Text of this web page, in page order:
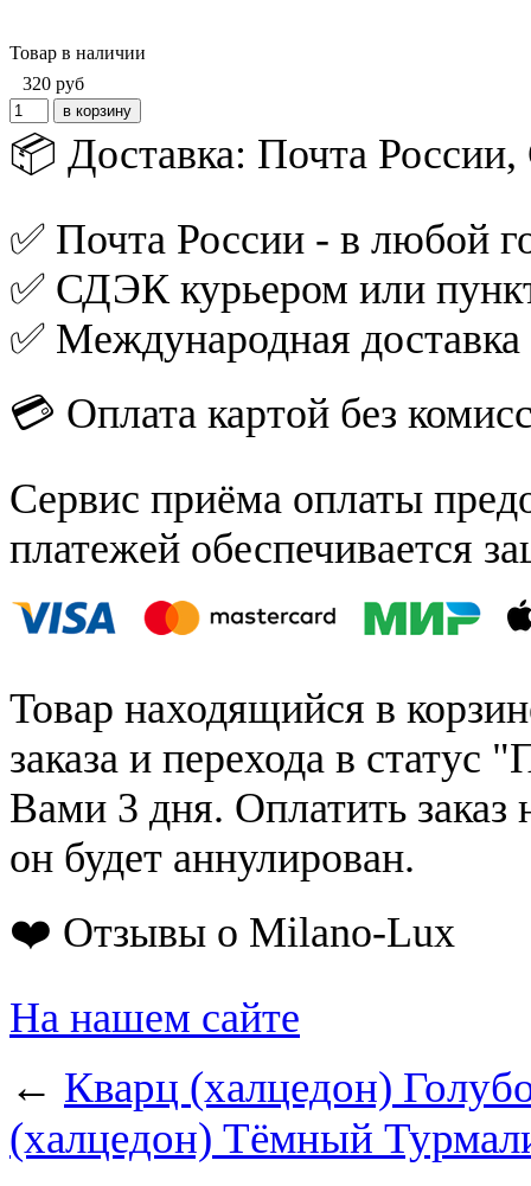
Товар в наличии
320 руб
📦 Доставка: Почта
✅ Почта России - в любой
✅ СДЭК курьером или
✅ Международная
💳 Оплата картой без
Сервис приёма оплаты
платежей обеспечивается
Товар находящийся в
заказа и перехода в статус
Вами 3 дня. Оплатить заказ
он будет аннулирован.
❤️ Отзывы о Milano-Lux
На нашем сайте
← Кварц (халцедон)
(халцедон) Тёмный